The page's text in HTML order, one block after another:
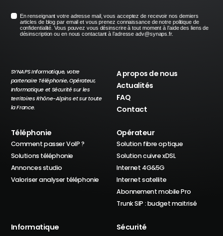
En renseignant votre adresse mail, vous acceptez de recevoir nos derniers
articles de blog par email et vous prenez connaissance de notre politique de
confidentialité. Vous pouvez vous désinscrire à tout moment à l’aide des liens de
désinscription ou en nous contactant à l’adresse adv@synaps.fr.
SYNAPS Informatique, votre
partenaire Téléphonie, Opérateur,
Informatique et Sécurité sur les
territoires Rhône-Alpins et sur toute
la France.
A propos de nous
Actualités
FAQ
Contact
Téléphonie
Comment passer VoIP ?
Solutions téléphonie
Annonces studio
Valoriser analyser téléphonie
Opérateur
Solution fibre optique
Solution cuivre xDSL
Internet 4G&5G
Internet satellite
Abonnement mobile Pro
Trunk SIP : budget maitrisé
Informatique Sécurité